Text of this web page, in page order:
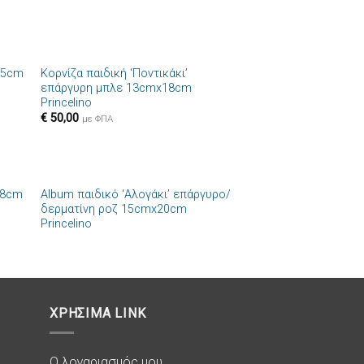
Πρόσθήκη
στην λίστα
Κορνίζα παιδική ‘Ποντικάκι’
επάργυρη μπλε 13cmx18cm
Princelino
€50,00 με ΦΠΑ
Πρόσθήκη
στην λίστα
Album παιδικό ‘Αλογάκι’ επάργυρο/
δερματίνη ροζ 15cmx20cm
Princelino
ΧΡΗΣΙΜΑ LINK